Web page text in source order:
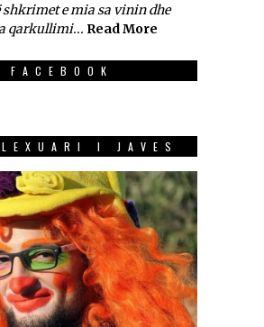
shkrimet e mia sa vinin dhe
qarkullimi... Read More
FACEBOOK
I JAVES